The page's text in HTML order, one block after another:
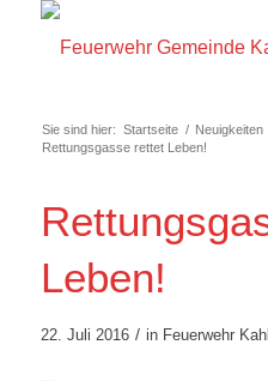
Sie sind hier: Startseite / Neuigkeiten
Rettungsgasse rettet Leben!
Leben!
22. Juli 2016 / in Feuerwehr Kahl